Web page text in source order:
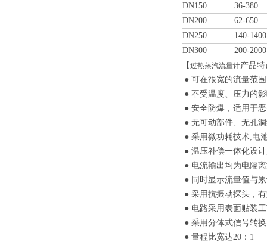
DN150
36-380
DN200
62-650
DN250
140-1400
DN300
200-2000
【过热蒸汽流量计产品
● 可在很宽的流量范
● 不受温度、压力的
● 安全防爆，适用于
● 无可动部件、无孔
● 采用微功耗技术,电
● 温压补偿一体化设
● 电流输出均为电隔
● 同时显示流量值与
● 采用抗振动探头，
● 电路采用表面贴装
● 采用分体式信号转
● 量程比宽达20：1